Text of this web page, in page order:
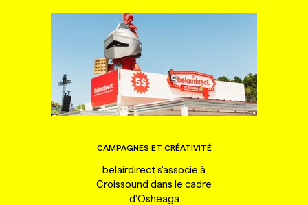
CAMPAGNES ET CRÉATIVITÉ
belairdirect s'associe à
Croissound dans le cadre
d'Osheaga